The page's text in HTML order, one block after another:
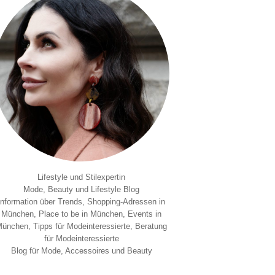
Lifestyle und Stilexpertin
Mode, Beauty und Lifestyle Blog
über Trends, Shopping-Adressen in
München, Place to be in München, Events in
Tipps für Modeinteressierte, Beratung
für Modeinteressierte
Blog für Mode, Accessoires und Beauty